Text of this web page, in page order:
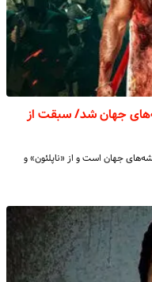
جهان شد/ سبقت از
جهان است و از «ناپلئون» و